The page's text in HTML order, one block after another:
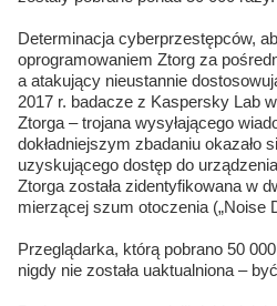
Determinacja cyberprzestępców,
oprogramowaniem Ztorg za
a atakujący nieustannie
2017 r. badacze z Kaspersky Lab
Ztorga – trojana wysyłającego
dokładniejszym zbadaniu okazało
uzyskującego dostęp do
Ztorga została zidentyfikowana w
mierzącej szum otoczenia („Noise
Przeglądarka, którą pobrano 50
nigdy nie została uaktualniona –